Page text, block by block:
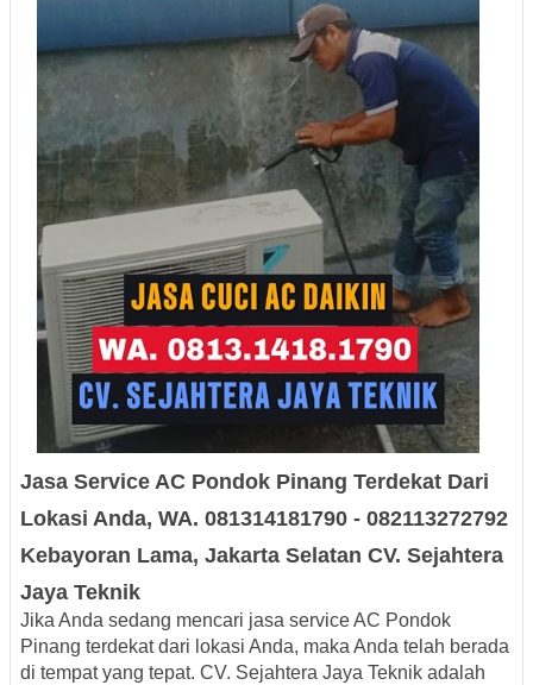
Jasa Service AC Pondok Pinang Terdekat Dari
Lokasi Anda, WA. 081314181790 - 082113272792
Kebayoran Lama, Jakarta Selatan CV. Sejahtera
Jaya Teknik
Jika Anda sedang mencari jasa service AC Pondok
Pinang terdekat dari lokasi Anda, maka Anda telah berada
di tempat yang tepat. CV. Sejahtera Jaya Teknik adalah